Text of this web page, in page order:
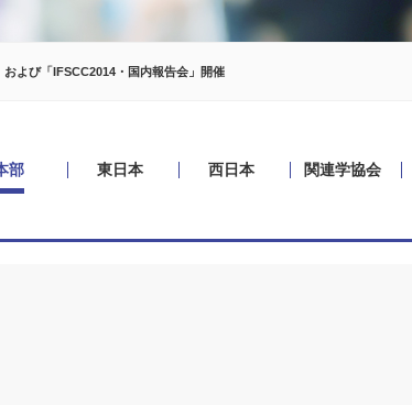
よび「IFSCC2014・国内報告会」開催
部 東日本 西日本 関連学協会